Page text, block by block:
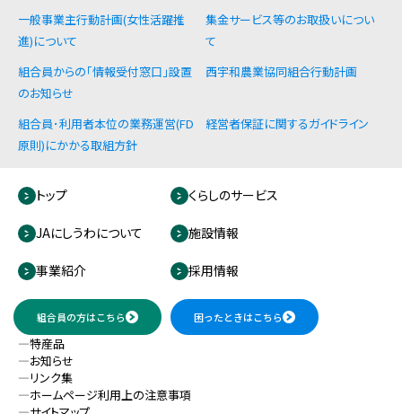
一般事業主行動計画(女性活躍推
進)について
集金サービス等のお取扱いについ
て
組合員からの「情報受付窓口」設置
のお知らせ
西宇和農業協同組合行動計画
組合員･利用者本位の業務運営(FD
原則)にかかる取組方針
経営者保証に関するガイドライン
トップ
JAにしうわについて
事業紹介
くらしのサービス
施設情報
採用情報
組合員の方はこちら 困ったときはこちら
特産品
お知らせ
リンク集
ホームページ利用上の注意事項